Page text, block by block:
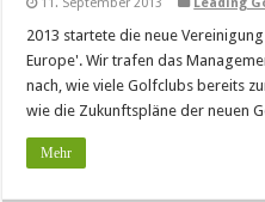
2013 startete die neue
Europe'. Wir trafen das
nach, wie viele Golfclubs bereits
wie die Zukunftspläne der neuen
Mehr